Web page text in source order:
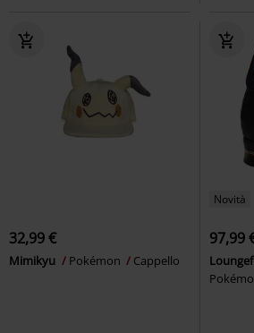
32,99 €
Mimikyu Pokémon Cappello
Novità
97,99